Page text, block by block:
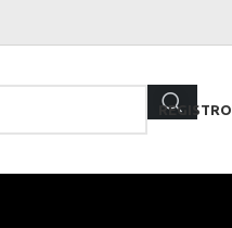
REGISTRO